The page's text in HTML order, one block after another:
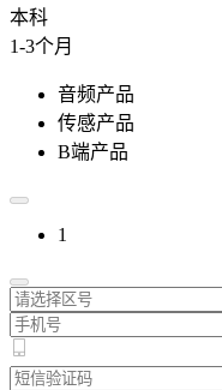
本科
1-3个月
音频产品
传感产品
B端产品
1